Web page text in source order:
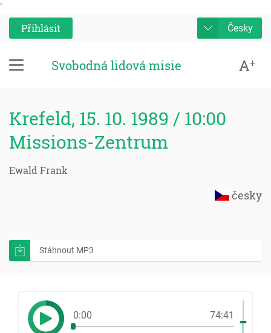
'
Přihlásit
Česky
Svobodná lidová misie A+
Krefeld, 15. 10. 1989 / 10:00
Missions-Zentrum
Ewald Frank
česky
Stáhnout MP3
0:00 74:41